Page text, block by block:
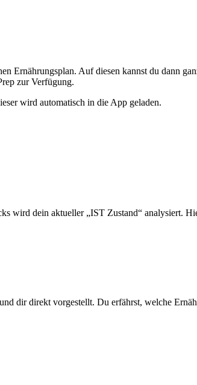
Ernährungsplan. Auf diesen kannst du dann
zur Verfügung.
wird automatisch in die App geladen.
wird dein aktueller „IST Zustand“ analysiert.
dir direkt vorgestellt. Du erfährst, welche